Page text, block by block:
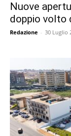
Nuove
doppio volto
Redazione - 30 Luglio